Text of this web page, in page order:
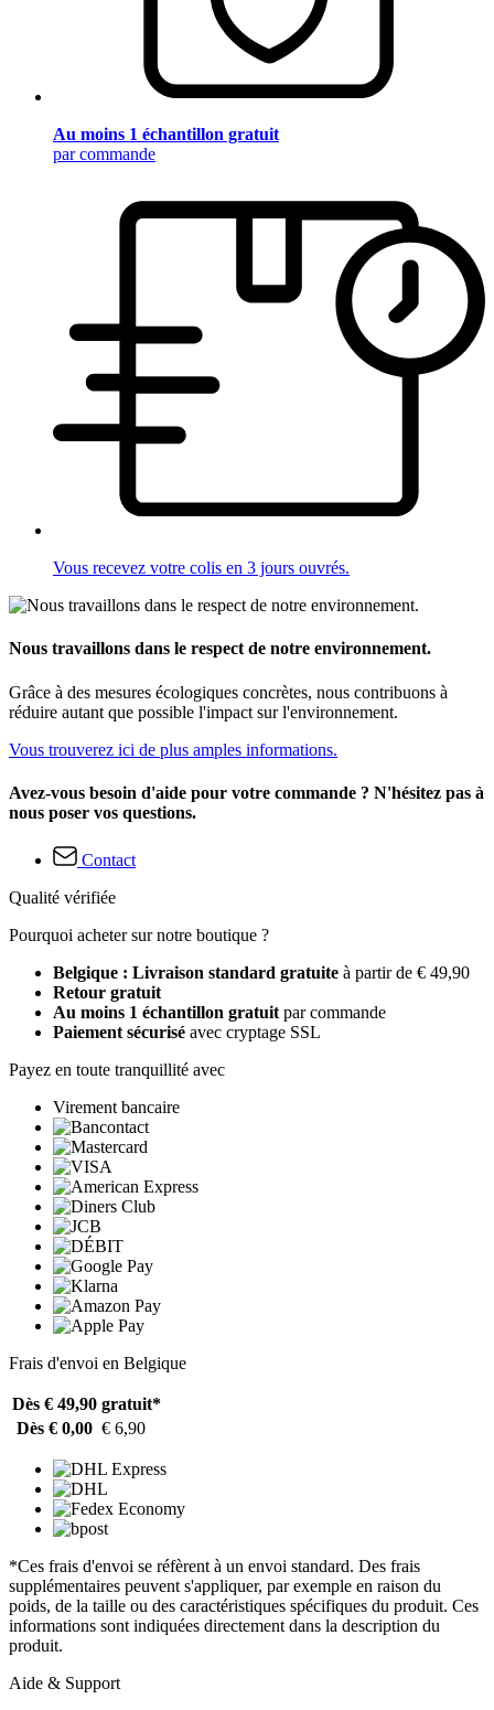
Au moins 1 échantillon gratuit
par commande
Vous recevez votre colis en 3 jours ouvrés.
Nous travaillons dans le respect de notre environnement.
Grâce à des mesures écologiques concrètes, nous contribuons à
réduire autant que possible l'impact sur l'environnement.
Vous trouverez ici de plus amples informations.
Avez-vous besoin d'aide pour votre commande ? N'hésitez pas à
nous poser vos questions.
Contact
Qualité vérifiée
Pourquoi acheter sur notre boutique ?
Belgique : Livraison standard gratuite à partir de € 49,90
Retour gratuit
Au moins 1 échantillon gratuit par commande
Paiement sécurisé avec cryptage SSL
Payez en toute tranquillité avec
Virement bancaire
Frais d'envoi en Belgique
Dès € 49,90 gratuit*
Dès € 0,00 € 6,90
*Ces frais d'envoi se réfèrent à un envoi standard. Des frais
supplémentaires peuvent s'appliquer, par exemple en raison du
poids, de la taille ou des caractéristiques spécifiques du produit. Ces
informations sont indiquées directement dans la description du
produit.
Aide & Support